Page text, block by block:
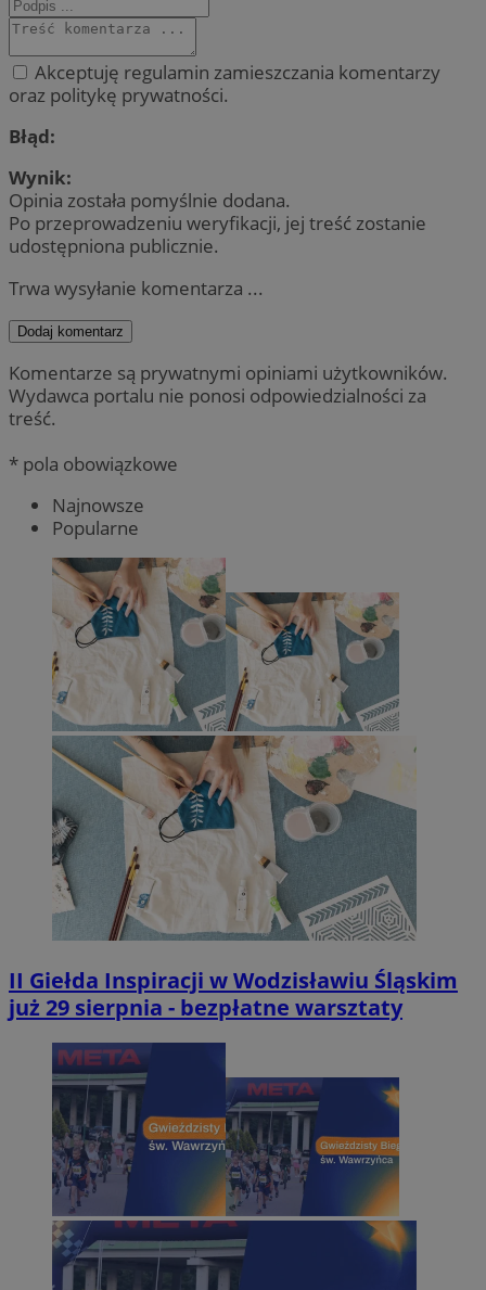
Akceptuję regulamin zamieszczania komentarzy
oraz politykę prywatności.
Błąd:
Wynik:
Opinia została pomyślnie dodana.
Po przeprowadzeniu weryfikacji, jej treść zostanie
udostępniona publicznie.
Trwa wysyłanie komentarza ...
Dodaj komentarz
Komentarze są prywatnymi opiniami użytkowników.
Wydawca portalu nie ponosi odpowiedzialności za
treść.
* pola obowiązkowe
Najnowsze
Popularne
II Giełda Inspiracji w Wodzisławiu Śląskim
już 29 sierpnia - bezpłatne warsztaty